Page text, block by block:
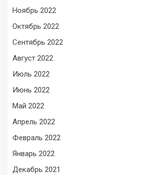
Ноябрь 2022
Октябрь 2022
Сентябрь 2022
Август 2022
Июль 2022
Июнь 2022
Май 2022
Апрель 2022
Февраль 2022
Январь 2022
Декабрь 2021